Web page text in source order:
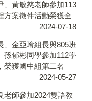
、黃敏慈老師參加113
方案徵件活動榮獲全
2024-07-18
、金亞璯組長與805班
孫郁彬同學參加112學
榮獲國中組第二名
2024-05-27
老師參加2024雙語教